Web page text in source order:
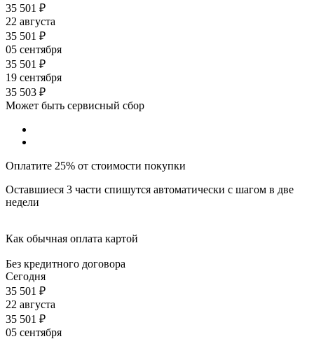
35 501 ₽
22 августа
35 501 ₽
05 сентября
35 501 ₽
19 сентября
35 503 ₽
Может быть сервисный сбор
Оплатите 25% от стоимости покупки
Оставшиеся 3 части спишутся автоматически с шагом в две
недели
Как обычная оплата картой
Без кредитного договора
Сегодня
35 501 ₽
22 августа
35 501 ₽
05 сентября